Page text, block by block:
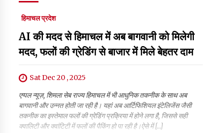
हिमाचल प्रदेश
AI की मदद से हिमाचल में अब बागवानी को मिलेगी
मदद, फलों की ग्रेडिंग से बाजार में मिले बेहतर दाम
Sat Dec 20 , 2025
एप्पल न्यूज़, शिमला सेब राज्य हिमाचल में भी आधुनिक तकनीक के साथ अब
बागवानी और उन्नत होती जा रही है। यहां अब आर्टिफिशियल इंटेलिजेंस जैसी
तकनीक का इस्तेमाल फलों की ग्रेडिंग प्रक्रिया में होने लगा है, जिससे सही
क्वालिटी और क्वांटिटी में फलों की पैकिंग हो पा रही है।ऐसे में […]